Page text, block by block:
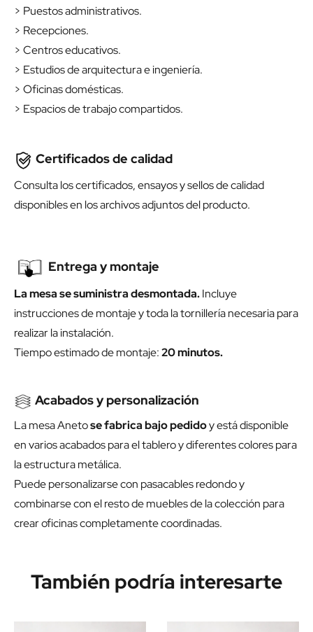
> Puestos administrativos.
> Recepciones.
> Centros educativos.
> Estudios de arquitectura e ingeniería.
> Oficinas domésticas.
> Espacios de trabajo compartidos.
Certificados de calidad
Consulta los certificados, ensayos y sellos de calidad
disponibles en los archivos adjuntos del producto.
Entrega y montaje
La mesa se suministra desmontada.Incluye
instrucciones de montaje y toda la tornillería necesaria para
realizar la instalación.
Tiempo estimado de montaje:20 minutos.
Acabados y personalización
La mesa Anetose fabrica bajo pedidoy está disponible
en varios acabados para el tablero y diferentes colores para
la estructura metálica.
Puede personalizarse con pasacables redondo y
combinarse con el resto de muebles de la colección para
crear oficinas completamente coordinadas.
También podría interesarte